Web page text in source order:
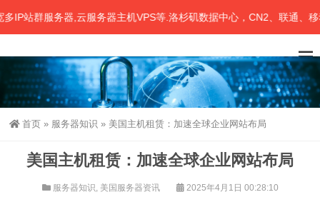
群服务器,云服务器主机VPS等.洛杉矶数据中心，CN2、联通、移动
首页 » 服务器知识 » 美国主机租赁：加速全球企业网站布局
美国主机租赁：加速全球企业网站布局
服务器知识, 美国服务器资讯 2025年4月1日 00:28:10